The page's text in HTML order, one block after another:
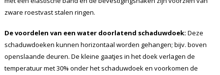
zware roestvast stalen ringen.
De voordelen van een water doorlatend schaduwdoek: Deze
schaduwdoeken kunnen horizontaal worden gehangen; bijv. boven
openslaande deuren. De kleine gaatjes in het doek verlagen de
temperatuur met 30% onder het schaduwdoek en voorkomen de